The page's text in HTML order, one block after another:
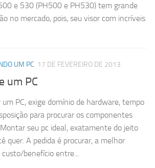
e 530 (PH500 e PH530) tem grande
no mercado, pois, seu visor com incríveis
UM PC 17 DE FEVEREIRO DE 2013
um PC
PC, exige domínio de hardware, tempo
para procurar os componentes
seu pc ideal, exatamente do jeito
quer. A pedida é procurar, a melhor
benefício entre...